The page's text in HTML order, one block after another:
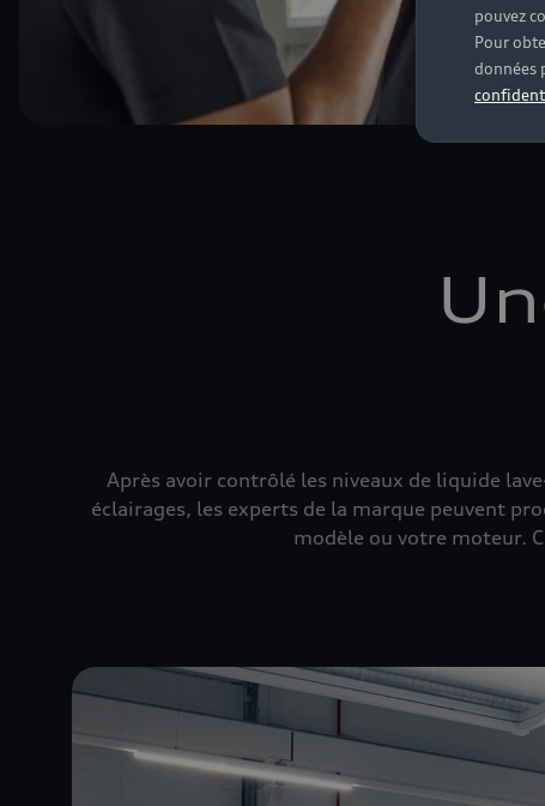
Après avoir contrôlé les niveaux de liquide
éclairages, les experts de la marque peuvent
modèle ou votre moteur.
pouvez
Pour
données